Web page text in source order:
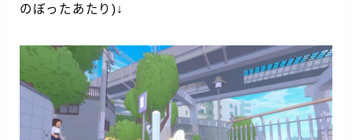
のぼったあたり)↓